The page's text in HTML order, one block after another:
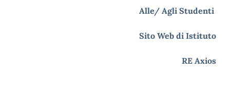
Alle/ Agli Studenti
Sito Web di Istituto
RE Axios